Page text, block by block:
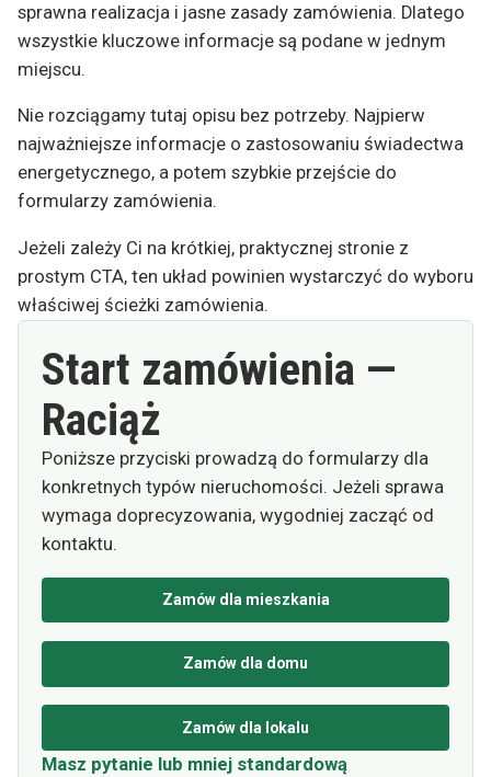
sprawna realizacja i jasne zasady zamówienia. Dlatego
wszystkie kluczowe informacje są podane w jednym
miejscu.
Nie rozciągamy tutaj opisu bez potrzeby. Najpierw
najważniejsze informacje o zastosowaniu świadectwa
energetycznego, a potem szybkie przejście do
formularzy zamówienia.
Jeżeli zależy Ci na krótkiej, praktycznej stronie z
prostym CTA, ten układ powinien wystarczyć do wyboru
właściwej ścieżki zamówienia.
Start zamówienia —
Raciąż
Poniższe przyciski prowadzą do formularzy dla
konkretnych typów nieruchomości. Jeżeli sprawa
wymaga doprecyzowania, wygodniej zacząć od
kontaktu.
Zamów dla mieszkania
Zamów dla domu
Zamów dla lokalu
Masz pytanie lub mniej standardową